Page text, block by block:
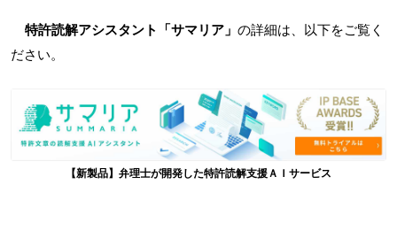
特許読解アシスタント「サマリア」 の詳細は、以下をご覧く
ださい。
【新製品】弁理士が開発した特許読解支援ＡＩサービス